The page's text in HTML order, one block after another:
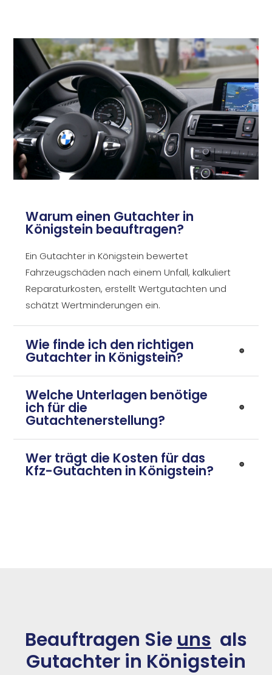
Warum einen Gutachter in
Königstein beauftragen?
Ein Gutachter in Königstein bewertet
Fahrzeugschäden nach einem Unfall, kalkuliert
Reparaturkosten, erstellt Wertgutachten und
schätzt Wertminderungen ein.
Wie finde ich den richtigen
Gutachter in Königstein?
Welche Unterlagen benötige
ich für die
Gutachtenerstellung?
Wer trägt die Kosten für das
Kfz-Gutachten in Königstein?
Beauftragen Sie uns als
Gutachter in Königstein